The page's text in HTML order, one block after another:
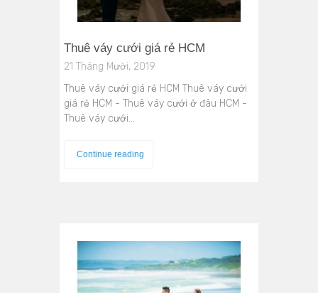
Thuê váy cưới giá rẻ HCM
21 Tháng Mười, 2019
Thuê váy cưới giá rẻ HCM Thuê váy cưới
giá rẻ HCM - Thuê váy cưới ở đâu HCM -
Thuê váy cưới…
Continue reading